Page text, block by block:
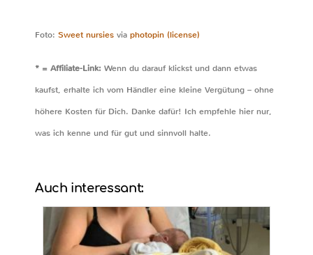
Foto: Sweet nursies via photopin (license)
* = Affiliate-Link: Wenn du darauf klickst und dann etwas
kaufst, erhalte ich vom Händler eine kleine Vergütung – ohne
höhere Kosten für Dich. Danke dafür! Ich empfehle hier nur,
was ich kenne und für gut und sinnvoll halte.
Auch interessant: